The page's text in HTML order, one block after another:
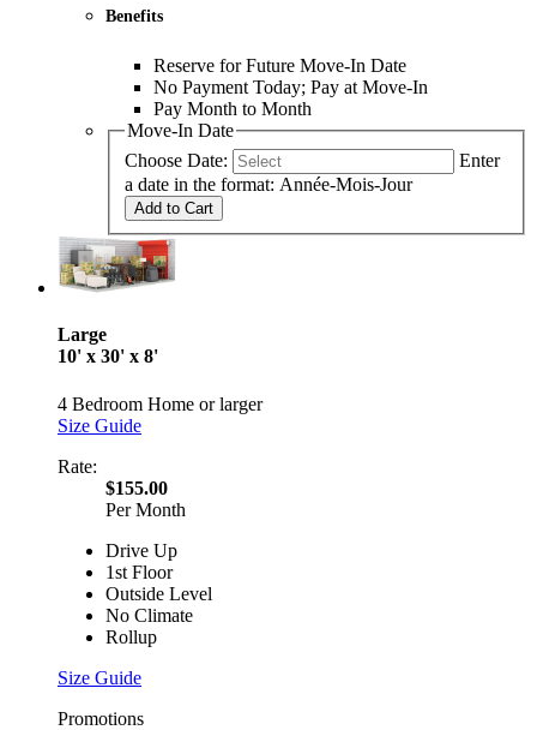
Benefits
Reserve for Future Move-In Date
No Payment Today; Pay at Move-In
Pay Month to Month
Move-In Date
Choose Date:
Enter
a date in the format: Année-Mois-Jour
Add to Cart
Large
10' x 30' x 8'
4 Bedroom Home or larger
Size Guide
Rate:
$155.00
Per Month
Drive Up
1st Floor
Outside Level
No Climate
Rollup
Size Guide
Promotions